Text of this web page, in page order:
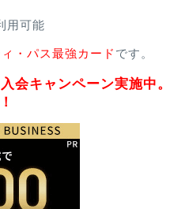
用可能
・パス最強カード です。
会キャンペーン実施中。